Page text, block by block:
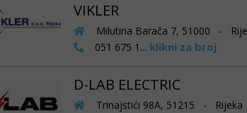
VIKLER
Milutina Barača 7, 51000 -
051 675 1... klikni za broj
D-LAB ELECTRIC
Trinajstići 98A, 51215 - Rijeka